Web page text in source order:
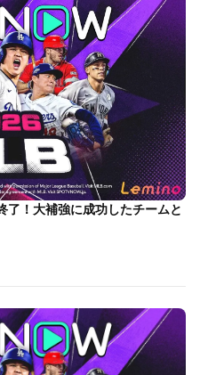
了！大補強に成功したチームと